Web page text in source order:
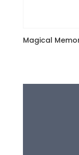
Magical